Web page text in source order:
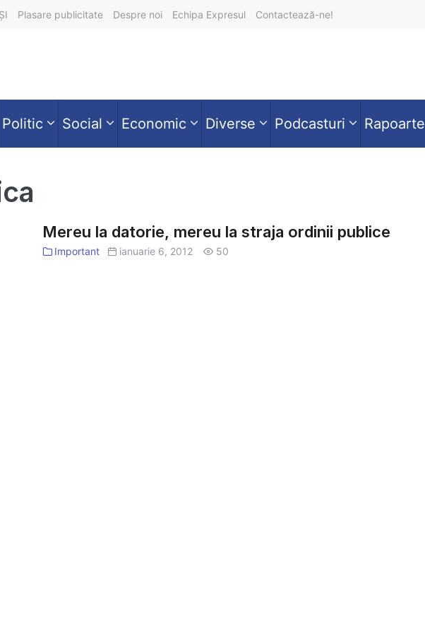
Plasare publicitate Despre noi Echipa Expresul Contactează-ne!
Politic Social Economic Diverse Podcasturi Rapoarte
Mereu la datorie, mereu la straja ordinii publice
Important ianuarie 6, 2012 50